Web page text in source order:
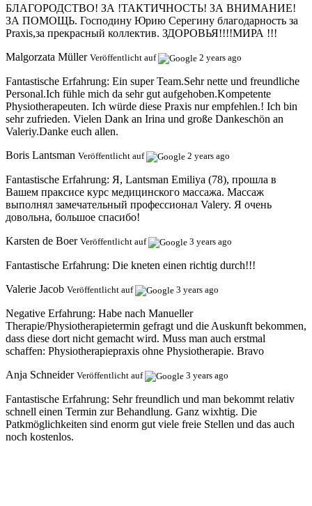
БЛАГОРОДСТВО! ЗА !ТАКТИЧНОСТЬ! ЗА ВНИМАНИЕ!
ЗА ПОМОЩЬ. Господину Юрию Серегину благодарность за
Рraxis,за прекрасный коллектив. ЗДОРОВЬЯ!!!!МИРА !!!
Malgorzata Müller Veröffentlicht auf 2 years ago
Fantastische Erfahrung: Ein super Team.Sehr nette und freundliche
Personal.Ich fühle mich da sehr gut aufgehoben.Kompetente
Physiotherapeuten. Ich würde diese Praxis nur empfehlen.! Ich bin
sehr zufrieden. Vielen Dank an Irina und große Dankeschön an
Valeriy.Danke euch allen.
Boris Lantsman Veröffentlicht auf 2 years ago
Fantastische Erfahrung: Я, Lantsman Emiliya (78), прошла в
Вашем праксисе курс медицинского массажа. Массаж
выполнял замечательный профессионал Valery. Я очень
довольна, большое спасибо!
Karsten de Boer Veröffentlicht auf 3 years ago
Fantastische Erfahrung: Die kneten einen richtig durch!!!
Valerie Jacob Veröffentlicht auf 3 years ago
Negative Erfahrung: Habe nach Manueller
Therapie/Physiotherapietermin gefragt und die Auskunft bekommen,
dass diese dort nicht gemacht wird. Muss man auch erstmal
schaffen: Physiotherapiepraxis ohne Physiotherapie. Bravo
Anja Schneider Veröffentlicht auf 3 years ago
Fantastische Erfahrung: Sehr freundlich und man bekommt relativ
schnell einen Termin zur Behandlung. Ganz wixhtig. Die
Patkmöglichkeiten sind enorm gut viele freie Stellen und das auch
noch kostenlos.